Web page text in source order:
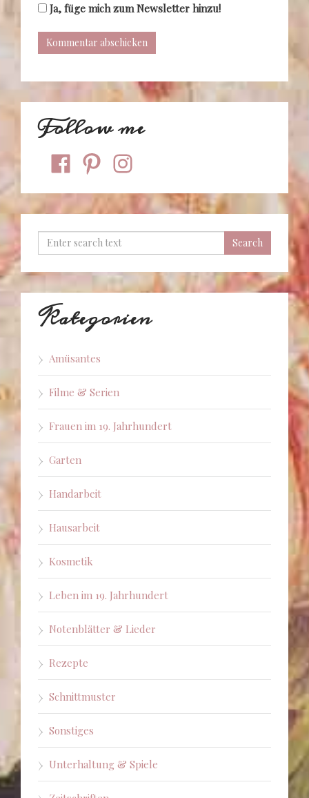
Ja, füge mich zum Newsletter hinzu!
Follow me
facebookpinterestinstagram
Kategorien
Amüsantes
Filme & Serien
Frauen im 19. Jahrhundert
Garten
Handarbeit
Hausarbeit
Kosmetik
Leben im 19. Jahrhundert
Notenblätter & Lieder
Rezepte
Schnittmuster
Sonstiges
Unterhaltung & Spiele